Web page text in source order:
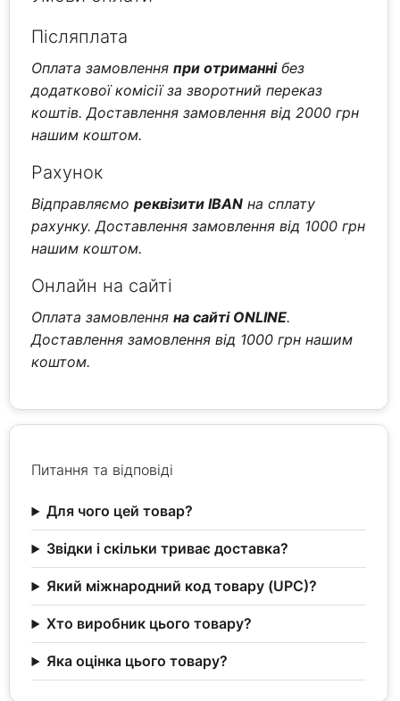
Післяплата
Оплата замовленняпри отриманнібез
додаткової комісії за зворотний переказ
коштів. Доставлення замовлення від 2000 грн
нашим коштом.
Рахунок
Відправляємореквізити IBAN на сплату
рахунку. Доставлення замовлення від 1000 грн
нашим коштом.
Онлайн на сайті
Оплата замовленняна сайті ONLINE.
Доставлення замовлення від 1000 грн нашим
коштом.
Питання та відповіді
Для чого цей товар?
Звідки і скільки триває доставка?
Який міжнародний код товару (UPC)?
Хто виробник цього товару?
Яка оцінка цього товару?